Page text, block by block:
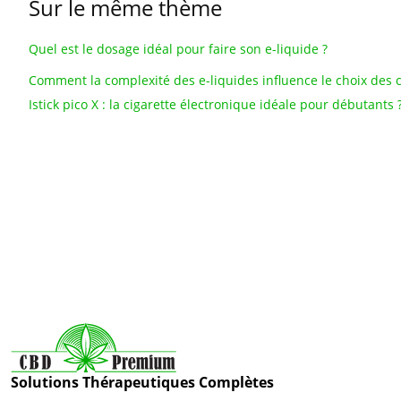
Sur le même thème
Quel est le dosage idéal pour faire son e-liquide ?
Comment la complexité des e-liquides influence le choix des
Istick pico X : la cigarette électronique idéale pour débutants
Solutions Thérapeutiques Complètes